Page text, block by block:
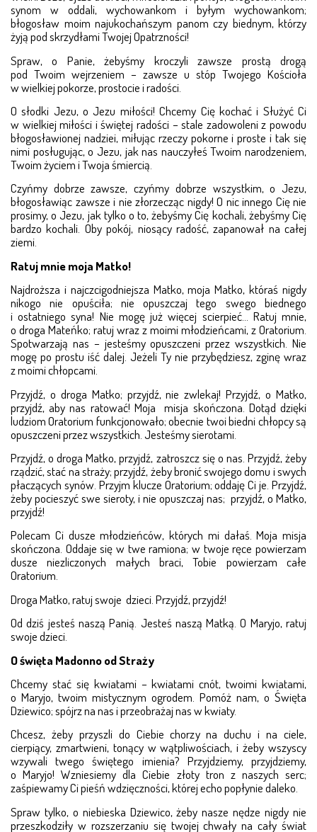
synom w oddali, wychowankom i byłym wy­­­chowankom;
błogosław moim najukochańszym panom czy biednym, którzy
żyją pod skrzydłami Twojej Opatrzno­­­ści!
Spraw, o Panie, żebyśmy kroczyli zawsze prostą drogą
pod Twoim wejrzeniem – zawsze u stóp Twojego Koś­cioła
w wielkiej pokorze, prostocie i radości.
O słodki Jezu, o Jezu miłości! Chcemy Cię kochać i Słu­­­żyć Ci
w wielkiej miłości i świętej radości – stale zado­wo­leni z powodu
błogosławionej nadziei, miłując rzeczy po­korne i proste i tak się
nimi posługując, o Jezu, jak nas nau­czyłeś Twoim narodzeniem,
Twoim życiem i Twoja śmier­cią.
Czyńmy dobrze zawsze, czyńmy dobrze wszystkim, o Je­zu,
błogosławiąc zawsze i nie złorzecząc nigdy! O nic in­nego Cię nie
prosimy, o Jezu, jak tylko o to, żebyśmy Cię kochali, żebyśmy Cię
bardzo kochali. Oby pokój, niosący radość, zapanował na całej
ziemi.
Ratuj mnie moja Matko!
Najdroższa i najczcigodniejsza Matko, moja Matko, któ­raś nigdy
nikogo nie opuściła; nie opuszczaj tego swego biednego
i ostatniego syna! Nie mogę już więcej scier­pieć… Ratuj mnie,
o droga Mateńko; ratuj wraz z moimi młodzieńcami, z Oratorium.
Spotwarzają nas – jesteśmy opuszczeni przez wszystkich. Nie
mogę po prostu iść da­lej. Jeżeli Ty nie przybędziesz, zginę wraz
z moimi chłop­cami.
Przyjdź, o droga Matko; przyjdź, nie zwlekaj! Przyjdź, o Matko,
przyjdź, aby nas ratować! Moja misja skończona. Dotąd dzięki
ludziom Oratorium funkcjonowało; obecnie twoi biedni chłopcy są
opuszczeni przez wszystkich. Jeste­­śmy sierotami.
Przyjdź, o droga Matko, przyjdź, zatroszcz się o nas. Przyjdź, że­­by
rządzić, stać na straży; przyjdź, żeby bronić swojego domu i swych
płaczących synów. Przyjm klucze Oratorium; oddaję Ci je. Przyjdź,
żeby pocieszyć swe sie­­roty, i nie opuszczaj nas; przyjdź, o Matko,
przyjdź!
Polecam Ci dusze młodzieńców, których mi dałaś. Mo­­ja misja
skończona. Oddaje się w twe ramiona; w two­­je ręce powierzam
dusze niezliczonych małych braci, Tobie po­wie­rzam całe
Oratorium.
Droga Matko, ratuj swoje dzieci. Przyjdź, przyjdź!
Od dziś jesteś naszą Panią. Jesteś naszą Matką. O Maryjo, ratuj
swoje dzieci.
O święta Madonno od Straży
Chcemy stać się kwiatami – kwiatami cnót, twoimi kwia­tami,
o Maryjo, twoim mistycznym ogrodem. Po­móż nam, o Święta
Dziewico; spójrz na nas i przeobrażaj nas w kwiaty.
Chcesz, żeby przyszli do Ciebie chorzy na duchu i na cie­le,
cierpiący, zmartwieni, tonący w wątpliwościach, i że­­by wszyscy
wzywali twego świętego imienia? Przyj­dzie­my, przyjdziemy,
o Maryjo! Wzniesiemy dla Ciebie zło­­ty tron z naszych serc;
zaśpiewamy Ci pieśń wdzię­cz­ności, której echo popłynie daleko.
Spraw tylko, o niebieska Dziewico, żeby nasze nędze ni­gdy nie
przeszkodziły w rozszerzaniu się twojej chwały na cały świat